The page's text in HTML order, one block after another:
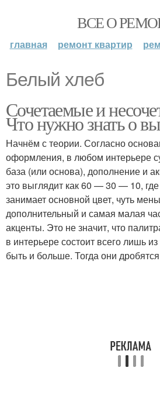
ВСЕ О
главная ремонт квартир
Белый хлеб
Сочетаемые и
Что нужно знать о
Начнём с теории. Согласно
оформления, в любом интерьере
база (или основа), дополнение и
это выглядит как 60 — 30 — 10,
занимает основной цвет, чуть
дополнительный и самая малая
акценты. Это не значит, что
в интерьере состоит всего лишь
быть и больше. Тогда они